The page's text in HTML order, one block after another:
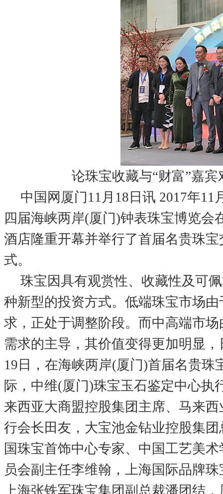
论珠宝收藏与“财富”嘉宾
中国网厦门11月18日讯 2017年11
四届海峡两岸(厦门)钟表珠宝博览会
酒店隆重开幕并举行了首届名贵珠
式。
珠宝因具有观赏性、收藏性及可
种新型的投资方式。低端珠宝市场
求，正处于调整阶段。而中高端市
需求的主导，其价值变得更加明显
19日，在海峡两岸(厦门)首届名贵珠
际，中维(厦门)珠宝玉石鉴定中心执
来西亚大商盟控股集团主席、马来
行会长田友，大宝池金钻业控股集
国珠宝首饰中心专家、中国工艺美
员会副主任李维翰，上海国际品牌
上海张铁军珠宝集团副总裁潘团结